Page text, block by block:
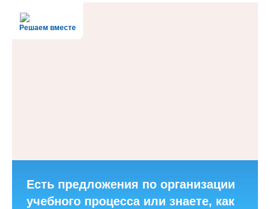
Решаем вместе
Есть предложения по организации
учебного процесса или знаете, как